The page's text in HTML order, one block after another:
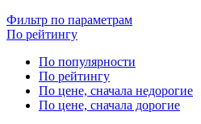
Фильтр по параметрам
По рейтингу
По популярности
По рейтингу
По цене, сначала недорогие
По цене, сначала дорогие